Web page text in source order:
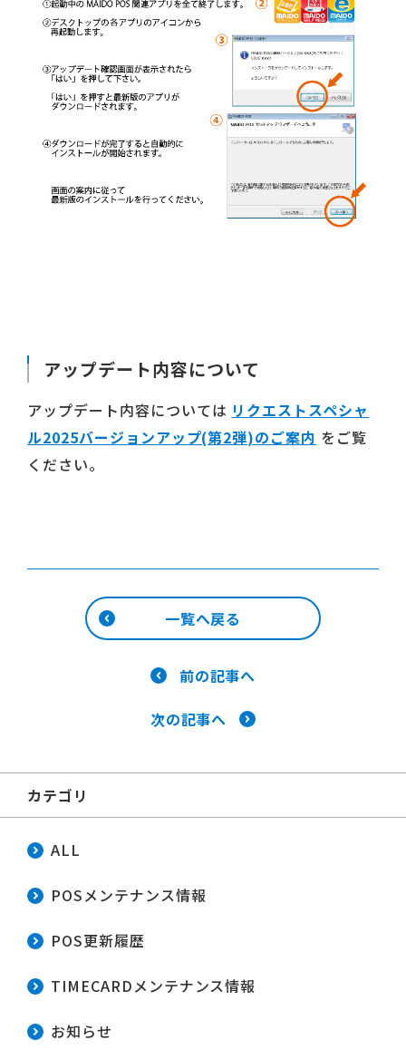
アップデート内容について
アップデート内容については リクエストスペシャ
ル2025バージョンアップ(第2弾)のご案内 をご覧
ください。
一覧へ戻る
前の記事へ
次の記事へ
カテゴリ
ALL
POSメンテナンス情報
POS更新履歴
TIMECARDメンテナンス情報
お知らせ